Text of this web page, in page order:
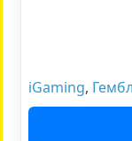
iGaming,